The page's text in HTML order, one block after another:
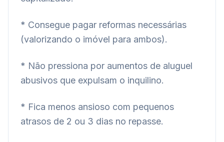
* Consegue pagar reformas necessárias
(valorizando o imóvel para ambos).
* Não pressiona por aumentos de aluguel
abusivos que expulsam o inquilino.
* Fica menos ansioso com pequenos
atrasos de 2 ou 3 dias no repasse.